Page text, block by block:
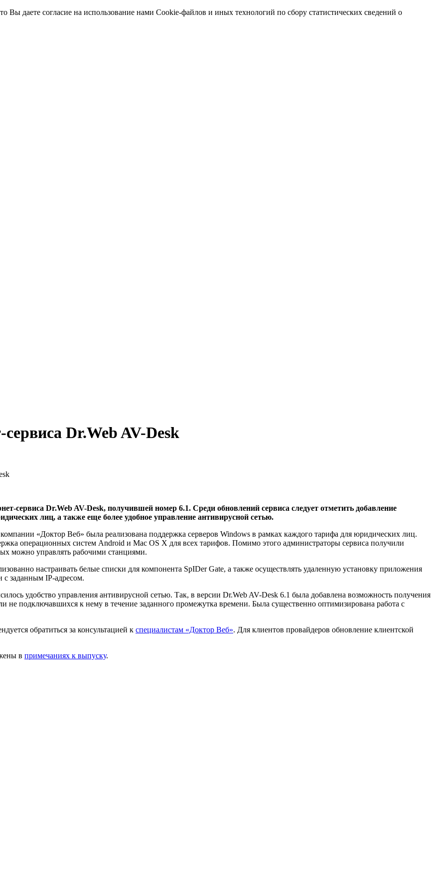
Вы даете согласие на использование нами Cookie-файлов и иных технологий по сбору статистических сведений о
Dr.Web AV-Desk
сервиса Dr.Web AV-Desk, получившей номер 6.1. Среди обновлений сервиса следует отметить добавление
лиц, а также еще более удобное управление антивирусной сетью.
«Доктор Веб» была реализована поддержка серверов Windows в рамках каждого тарифа для юридических лиц.
операционных систем Android и Mac OS X для всех тарифов. Помимо этого администраторы сервиса получили
можно управлять рабочими станциями.
настраивать белые списки для компонента SpIDer Gate, а также осуществлять удаленную установку приложения
с заданным IP-адресом.
удобство управления антивирусной сетью. Так, в версии Dr.Web AV-Desk 6.1 была добавлена возможность получения
не подключавшихся к нему в течение заданного промежутка времени. Была существенно оптимизирована работа с
обратиться за консультацией к специалистам «Доктор Веб». Для клиентов провайдеров обновление клиентской
в примечаниях к выпуску.